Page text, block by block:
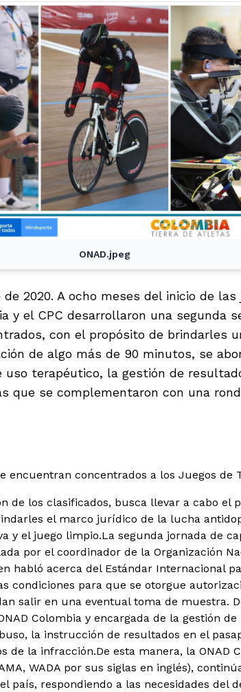
ONAD.jpeg
de 2020. A ocho meses del inicio de
y el CPC desarrollaron una segunda
con el propósito de brindarles
de algo más de 90 minutos, se
uso terapéutico, la gestión de
que se complementaron con una
encuentran concentrados a los Juegos de
de los clasificados, busca llevar a cabo el
el marco jurídico de la lucha
y el juego limpio.La segunda jornada de
por el coordinador de la Organización
habló acerca del Estándar Internacional
condiciones para que se otorgue
salir en una eventual toma de muestra.
Colombia y encargada de la gestión
la instrucción de resultados en el
de la infracción.De esta manera, la ONAD
WADA por sus siglas en inglés),
país, respondiendo a las necesidades del